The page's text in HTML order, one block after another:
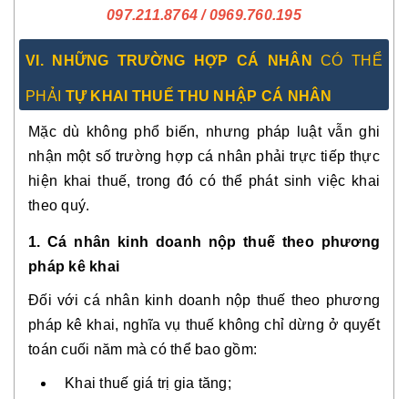
097.211.8764/ 0969.760.195
VI. NHỮNG TRƯỜNG HỢP CÁ NHÂNCÓ THỂ
PHẢI TỰ KHAI THUẾ THU NHẬP CÁ NHÂN
Mặc dù không phổ biến, nhưng pháp luật vẫn ghi
nhận một số trường hợp cá nhân phải trực tiếp thực
hiện khai thuế, trong đó có thể phát sinh việc khai
theo quý.
1. Cá nhân kinh doanh nộp thuế theo phương
pháp kê khai
Đối với cá nhân kinh doanh nộp thuế theo phương
pháp kê khai, nghĩa vụ thuế không chỉ dừng ở quyết
toán cuối năm mà có thể bao gồm:
Khai thuế giá trị gia tăng;